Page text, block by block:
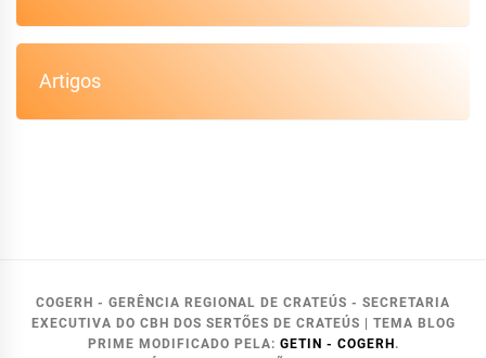
Artigos
COGERH - GERÊNCIA REGIONAL DE CRATEÚS - SECRETARIA
EXECUTIVA DO CBH DOS SERTÕES DE CRATEÚS
TEMA BLOG
PRIME MODIFICADO PELA: GETIN - COGERH .